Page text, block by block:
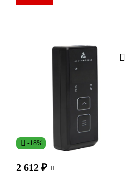
-18%
2 612 ₽